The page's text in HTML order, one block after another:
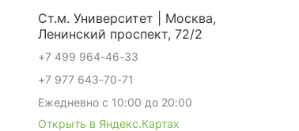
Ст.м. Университет | Москва,
Ленинский проспект, 72/2
+7 499 964-46-33
+7 977 643-70-71
Ежедневно с 10:00 до 20:00
Открыть в Яндекс.Картах